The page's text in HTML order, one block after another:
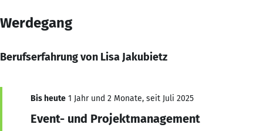
Werdegang
Berufserfahrung von Lisa Jakubietz
Bis heute 1 Jahr und 2 Monate, seit Juli 2025
Event- und Projektmanagement